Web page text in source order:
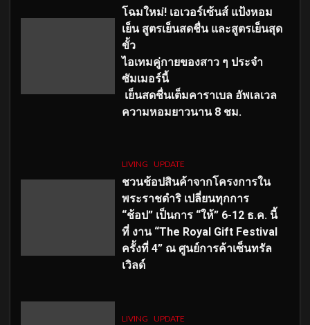
โฉมใหม่! เอเวอร์เซ้นส์ แป้งหอม
เย็น สูตรเย็นสดชื่น และสูตรเย็นสุด
ขั้ว
ไอเทมคู่กายของสาว ๆ ประจำ
ซัมเมอร์นี้
เย็นสดชื่นเต็มคาราเบล อัพเลเวล
ความหอมยาวนาน 8 ชม.
LIVING UPDATE
ชวนช้อปสินค้าจากโครงการใน
พระราชดำริ เปลี่ยนทุกการ
“ช้อป” เป็นการ “ให้” 6-12 ธ.ค. นี้
ที่ งาน “The Royal Gift Festival
ครั้งที่ 4” ณ ศูนย์การค้าเซ็นทรัล
เวิลด์
LIVING UPDATE